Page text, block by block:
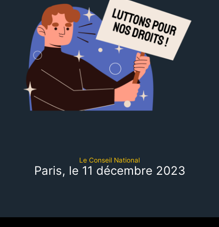
Le Conseil National
Paris, le 11 décembre 2023